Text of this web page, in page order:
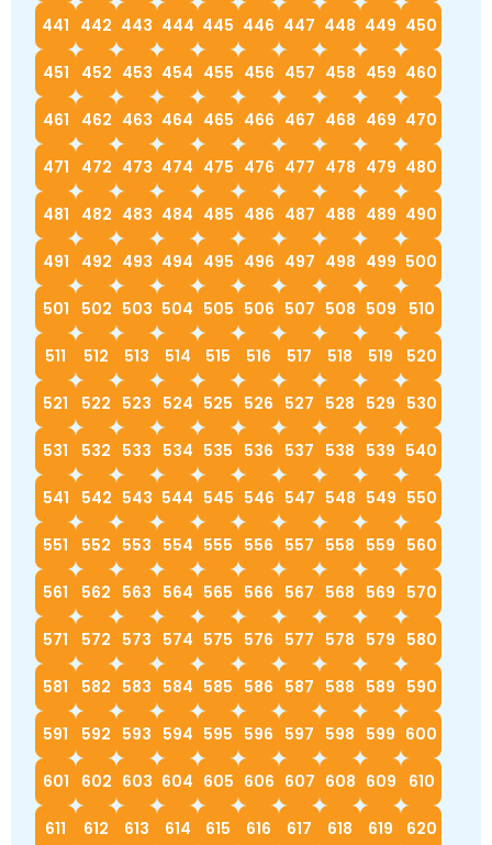
441 442 443 444 445 446 447 448 449 450
451 452 453 454 455 456 457 458 459 460
461 462 463 464 465 466 467 468 469 470
471 472 473 474 475 476 477 478 479 480
481 482 483 484 485 486 487 488 489 490
491 492 493 494 495 496 497 498 499 500
501 502 503 504 505 506 507 508 509 510
511 512 513 514 515 516 517 518 519 520
521 522 523 524 525 526 527 528 529 530
531 532 533 534 535 536 537 538 539 540
541 542 543 544 545 546 547 548 549 550
551 552 553 554 555 556 557 558 559 560
561 562 563 564 565 566 567 568 569 570
571 572 573 574 575 576 577 578 579 580
581 582 583 584 585 586 587 588 589 590
591 592 593 594 595 596 597 598 599 600
601 602 603 604 605 606 607 608 609 610
611 612 613 614 615 616 617 618 619 620